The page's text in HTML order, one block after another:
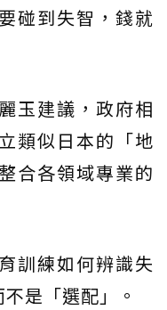
碰到失智，錢就
玉建議，政府相
類似日本的「地
合各領域專業的
訓練如何辨識失
是「選配」。